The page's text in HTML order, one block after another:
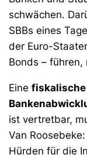
schwächen.
SBBs eines
der Euro-
Bonds – führen,
Eine
ist vertretbar,
Van
Hürden für die